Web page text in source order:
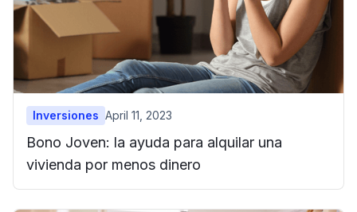
Inversiones April 11, 2023
Bono Joven: la ayuda para alquilar una
vivienda por menos dinero